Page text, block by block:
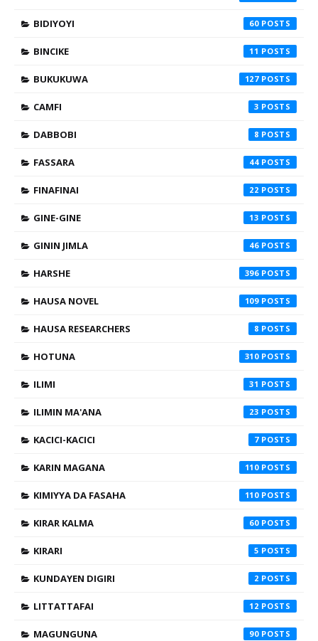
BIDIYOYI 60
BINCIKE 11
BUKUKUWA 127
CAMFI 3
DABBOBI 8
FASSARA 44
FINAFINAI 22
GINE-GINE 13
GININ JIMLA 46
HARSHE 396
HAUSA NOVEL 109
HAUSA RESEARCHERS 8
HOTUNA 310
ILIMI 31
ILIMIN MA'ANA 23
KACICI-KACICI 7
KARIN MAGANA 110
KIMIYYA DA FASAHA 110
KIRAR KALMA 60
KIRARI 5
KUNDAYEN DIGIRI 2
LITTATTAFAI 12
MAGUNGUNA 90